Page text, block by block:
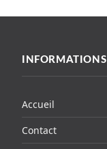
INFORMATIONS
Accueil
Contact